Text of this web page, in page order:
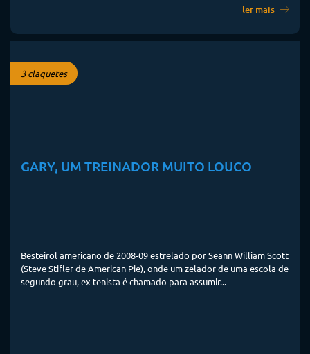
ler mais
3 claquetes
GARY, UM TREINADOR MUITO LOUCO
Besteirol americano de 2008-09 estrelado por Seann William Scott
(Steve Stifler de American Pie), onde um zelador de uma escola de
segundo grau, ex tenista é chamado para assumir...